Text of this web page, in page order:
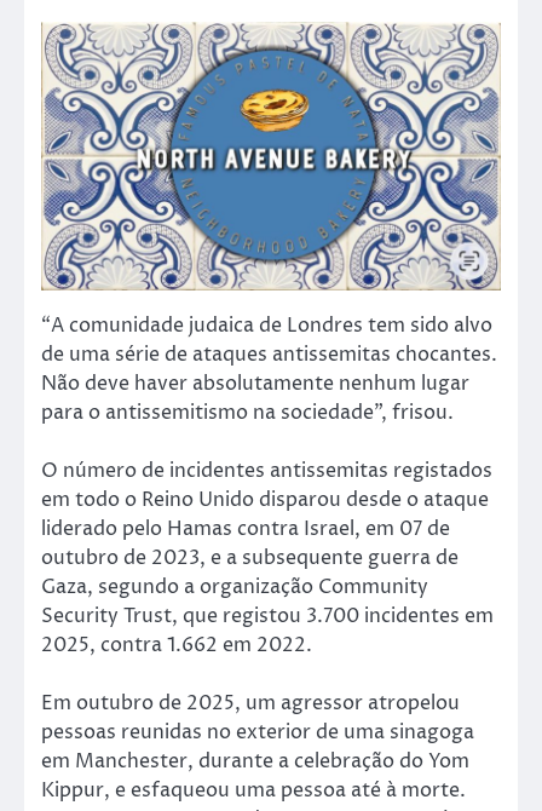
“A comunidade judaica de Londres tem sido alvo
de uma série de ataques antissemitas chocantes.
Não deve haver absolutamente nenhum lugar
para o antissemitismo na sociedade”, frisou.
O número de incidentes antissemitas registados
em todo o Reino Unido disparou desde o ataque
liderado pelo Hamas contra Israel, em 07 de
outubro de 2023, e a subsequente guerra de
Gaza, segundo a organização Community
Security Trust, que registou 3.700 incidentes em
2025, contra 1.662 em 2022.
Em outubro de 2025, um agressor atropelou
pessoas reunidas no exterior de uma sinagoga
em Manchester, durante a celebração do Yom
Kippur, e esfaqueou uma pessoa até à morte.